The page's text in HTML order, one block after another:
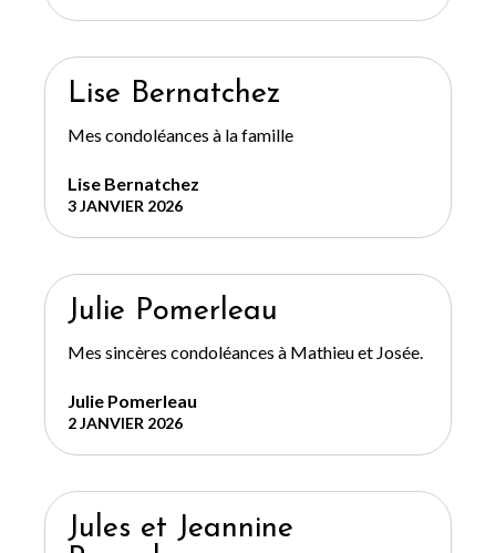
Lise Bernatchez
Mes condoléances à la famille
Lise Bernatchez
3 JANVIER 2026
Julie Pomerleau
Mes sincères condoléances à Mathieu et Josée.
Julie Pomerleau
2 JANVIER 2026
Jules et Jeannine